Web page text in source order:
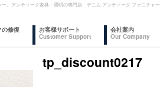
ー。アンティーク家具・照明の専門店 デニム アンティーク ファニチャー
の修復
お客様サポート
Customer Support
会社案内
Our Company
tp_discount0217